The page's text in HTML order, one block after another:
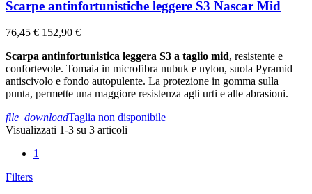
Scarpe antinfortunistiche leggere S3 Nascar Mid
76,45 € 152,90 €
Scarpa antinfortunistica leggera S3 a taglio mid, resistente e
confortevole. Tomaia in microfibra nubuk e nylon, suola Pyramid
antiscivolo e fondo autopulente. La protezione in gomma sulla
punta, permette una maggiore resistenza agli urti e alle abrasioni.
file_downloadTaglia non disponibile
Visualizzati 1-3 su 3 articoli
1
Filters